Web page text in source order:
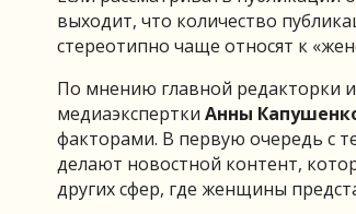
выходит, что количество
стереотипно чаще относят к
По мнению главной редакторки
медиаэкспертки Анны
факторами. В первую очередь с
делают новостной контент,
других сфер, где женщины